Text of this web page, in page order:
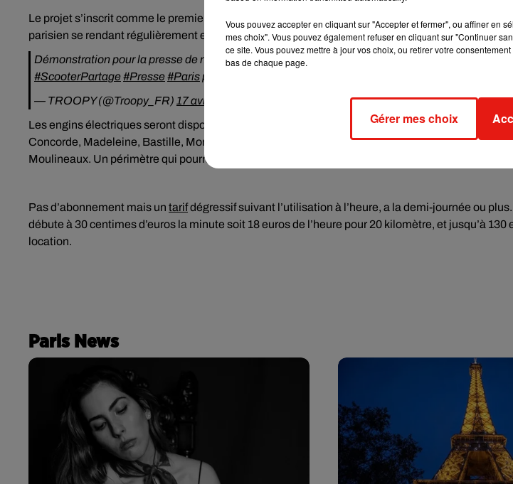
Le projet s’inscrit comme le premier service de scooters partagés à la hauteur du Grand Paris
parisien se rendant régulièrement en banlieue qui sont ciblés dans un premier temps.
Démonstration pour la presse de nos scooters. Bientôt disponible près de chez vous ! �xÈx:�
#ScooterPartage#Presse#Parispic.twitter.com/Qjjl8n0Iz3
— TROOPY (@Troopy_FR) 17 avril 2018
Les engins électriques seront disponibles dans des zones bien définies pour coller aux habitudes
Concorde, Madeleine, Bastille, Montparnasse, ou encore de l’autre coté du périphérique à
Moulineaux. Un périmètre qui pourrait être étendu dans les années à venir.
Pas d’abonnement mais un tarifdégressif suivant l’utilisation à l’heure, a la demi-journée ou
débute à 30 centimes d’euros la minute soit 18 euros de l’heure pour 20 kilomètre, et jusqu’à 130
location.
Paris News
Vous pouvez accepter en cliquant sur "Accepter et fermer", ou affiner en
mes choix". Vous pouvez également refuser en cliquant sur "Continuer
ce site. Vous pouvez mettre à jour vos choix, ou retirer votre
bas de chaque page.
Gérer mes choix